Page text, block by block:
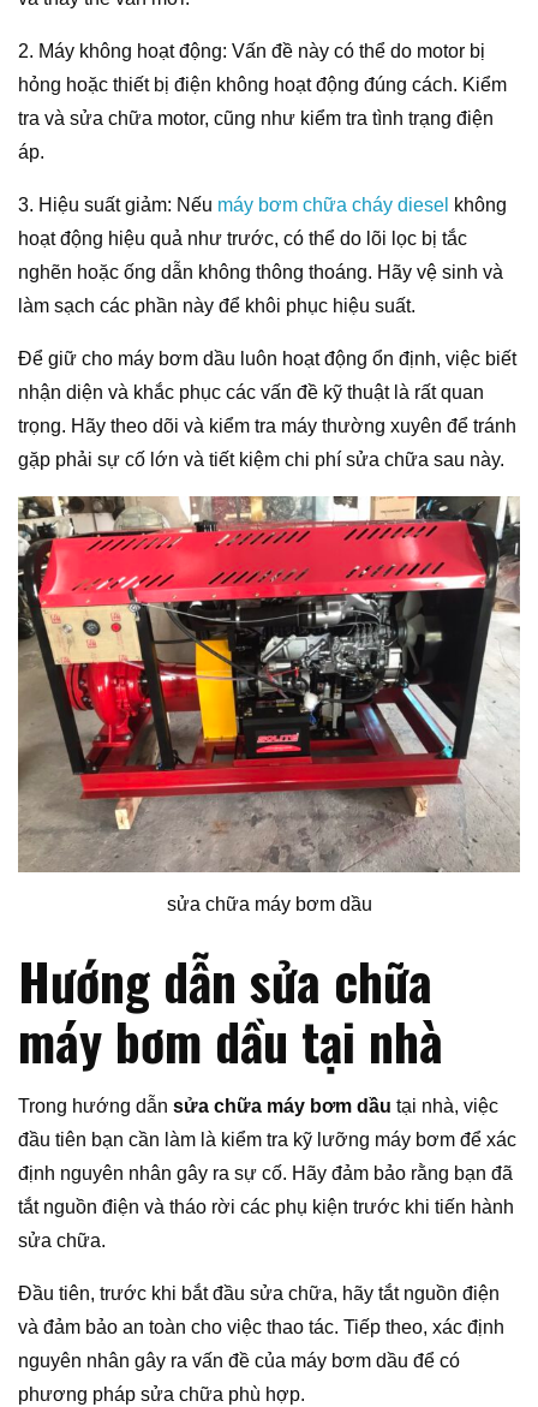
2. Máy không hoạt động: Vấn đề này có thể do motor bị
hỏng hoặc thiết bị điện không hoạt động đúng cách. Kiểm
tra và sửa chữa motor, cũng như kiểm tra tình trạng điện
áp.
3. Hiệu suất giảm: Nếu máy bơm chữa cháy diesel không
hoạt động hiệu quả như trước, có thể do lõi lọc bị tắc
nghẽn hoặc ống dẫn không thông thoáng. Hãy vệ sinh và
làm sạch các phần này để khôi phục hiệu suất.
Để giữ cho máy bơm dầu luôn hoạt động ổn định, việc biết
nhận diện và khắc phục các vấn đề kỹ thuật là rất quan
trọng. Hãy theo dõi và kiểm tra máy thường xuyên để tránh
gặp phải sự cố lớn và tiết kiệm chi phí sửa chữa sau này.
sửa chữa máy bơm dầu
Hướng dẫn sửa chữa
máy bơm dầu tại nhà
Trong hướng dẫn sửa chữa máy bơm dầu tại nhà, việc
đầu tiên bạn cần làm là kiểm tra kỹ lưỡng máy bơm để xác
định nguyên nhân gây ra sự cố. Hãy đảm bảo rằng bạn đã
tắt nguồn điện và tháo rời các phụ kiện trước khi tiến hành
sửa chữa.
Đầu tiên, trước khi bắt đầu sửa chữa, hãy tắt nguồn điện
và đảm bảo an toàn cho việc thao tác. Tiếp theo, xác định
nguyên nhân gây ra vấn đề của máy bơm dầu để có
phương pháp sửa chữa phù hợp.